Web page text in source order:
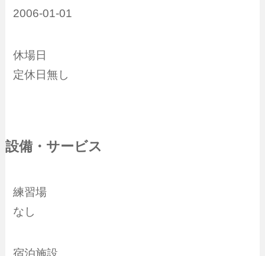
2006-01-01
休場日
定休日無し
設備・サービス
練習場
なし
宿泊施設